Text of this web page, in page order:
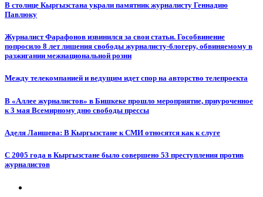
В столице Кыргызстана украли памятник журналисту Геннадию
Павлюку
Журналист Фарафонов извинился за свои статьи. Гособвинение
попросило 8 лет лишения свободы журналисту-блогеру, обвиняемому в
разжигании межнациональной розни
Между телекомпанией и ведущим идет спор на авторство телепроекта
В «Аллее журналистов» в Бишкеке прошло мероприятие, приуроченное
к 3 мая Всемирному дню свободы прессы
Аделя Лаишева: В Кыргызстане к СМИ относятся как к слуге
С 2005 года в Кыргызстане было совершено 53 преступления против
журналистов